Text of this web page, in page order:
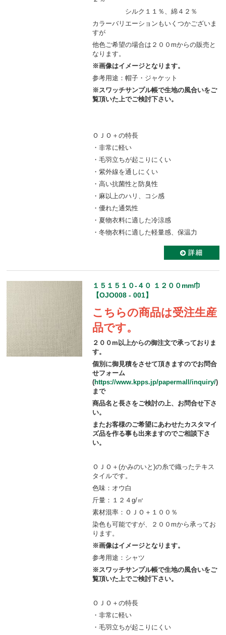
シルク１１％、綿４２％
カラーバリエーションもいくつかございま
すが
他色ご希望の場合は２００mからの販売と
なります。
※画像はイメージとなります。
参考用途：帽子・ジャケット
※スワッチサンプル帳で生地の風合いをご
覧頂いた上でご検討下さい。
ＯＪＯ＋の特長
・非常に軽い
・毛羽立ちが起こりにくい
・紫外線を通しにくい
・高い抗菌性と防臭性
・麻以上のハリ、コシ感
・優れた通気性
・夏物衣料に適した冷涼感
・冬物衣料に適した軽量感、保温力
１５１５１０-４０ １２００mm巾
【OJO008 - 001】
こちらの商品は受注生産
品です。
２００m以上からの御注文で承っておりま
す。
個別に御見積をさせて頂きますのでお問合
せフォーム
(https://www.kpps.jp/papermall/inquiry/)
まで
商品名と長さをご検討の上、お問合せ下さ
い。
またお客様のご希望にあわせたカスタマイ
ズ品を作る事も出来ますのでご相談下さ
い。
ＯＪＯ＋(かみのいと)の糸で織ったテキス
タイルです。
色味：オウ白
斤量：１２４g/㎡
素材混率：ＯＪＯ＋１００％
染色も可能ですが、２００mから承ってお
ります。
※画像はイメージとなります。
参考用途：シャツ
※スワッチサンプル帳で生地の風合いをご
覧頂いた上でご検討下さい。
ＯＪＯ＋の特長
・非常に軽い
・毛羽立ちが起こりにくい